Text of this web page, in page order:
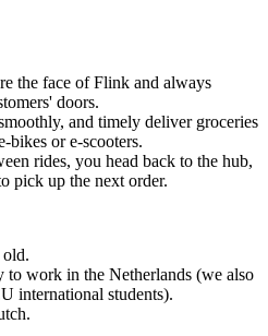
the face of Flink and always
doors.
and timely deliver groceries
bikes or e-scooters.
rides, you head back to the hub,
pick up the next order.
old.
work in the Netherlands (we also
international students).